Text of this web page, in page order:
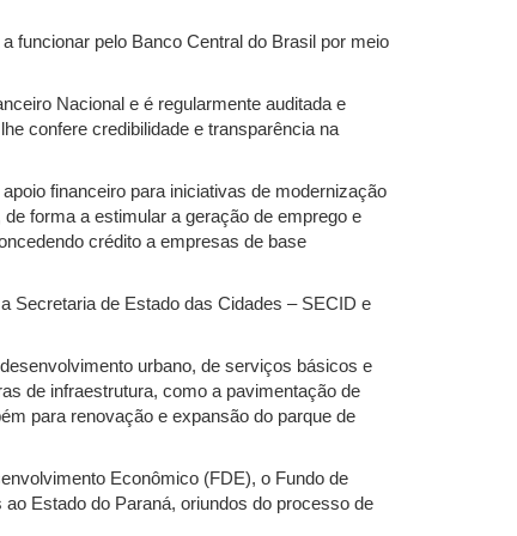
funcionar pelo Banco Central do Brasil por meio
Nacional e é regularmente auditada e
confere credibilidade e transparência na
financeiro para iniciativas de modernização
forma a estimular a geração de emprego e
crédito a empresas de base
Secretaria de Estado das Cidades – SECID e
urbano, de serviços básicos e
de infraestrutura, como a pavimentação de
para renovação e expansão do parque de
Econômico (FDE), o Fundo de
Estado do Paraná, oriundos do processo de